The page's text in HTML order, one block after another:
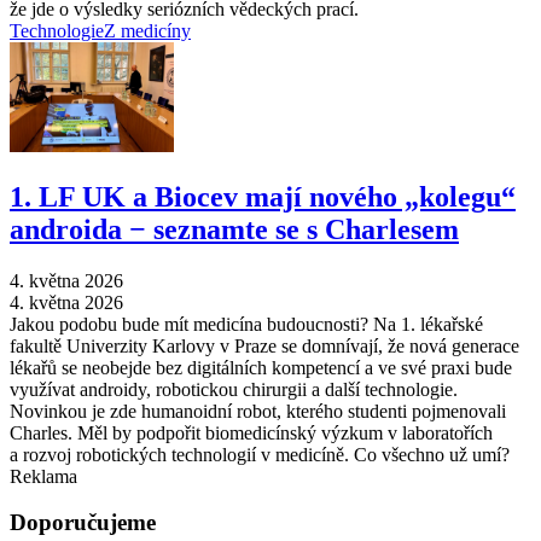
že jde o výsledky seriózních vědeckých prací.
TechnologieZ medicíny
1. LF UK a Biocev mají nového „kolegu“
androida −⁠ seznamte se s Charlesem
4. května 2026
4. května 2026
Jakou podobu bude mít medicína budoucnosti? Na 1. lékařské
fakultě Univerzity Karlovy v Praze se domnívají, že nová generace
lékařů se neobejde bez digitálních kompetencí a ve své praxi bude
využívat androidy, robotickou chirurgii a další technologie.
Novinkou je zde humanoidní robot, kterého studenti pojmenovali
Charles. Měl by podpořit biomedicínský výzkum v laboratořích
a rozvoj robotických technologií v medicíně. Co všechno už umí?
Reklama
Doporučujeme